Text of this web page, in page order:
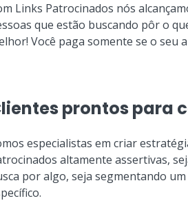
Links Patrocinados nós
que estão buscando pôr o
Você paga somente se o seu
prontos para
especialistas em criar
altamente assertivas,
por algo, seja segmentando